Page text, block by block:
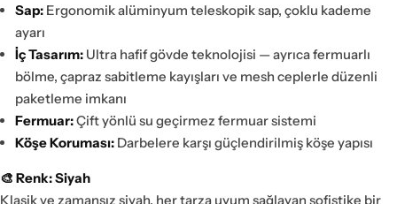
Sap: Ergonomik alüminyum teleskopik sap, çoklu kademe
ayarı
İç Tasarım: Ultra hafif gövde teknolojisi — ayrıca fermuarlı
bölme, çapraz sabitleme kayışları ve mesh ceplerle düzenli
paketleme imkanı
Fermuar:Çift yönlü su geçirmez fermuar sistemi
Köşe Koruması: Darbelere karşı güçlendirilmiş köşe yapısı
🎨 Renk: Siyah
Klasik ve zamansız siyah, her tarza uyum sağlayan sofistike bir